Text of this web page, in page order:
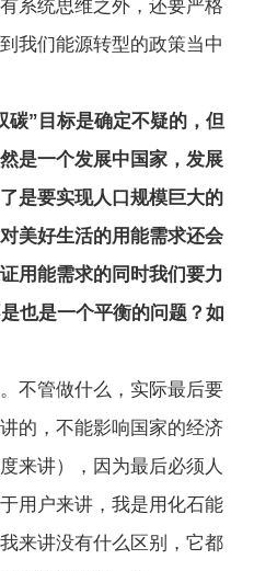
系统思维之外，还要严格
我们能源转型的政策当中
碳”目标是确定不疑的，但
是一个发展中国家，发展
是要实现人口规模巨大的
美好生活的用能需求还会
用能需求的同时我们要力
也是一个平衡的问题？如
不管做什么，实际最后要
的，不能影响国家的经济
来讲），因为最后必须人
用户来讲，我是用化石能
来讲没有什么区别，它都